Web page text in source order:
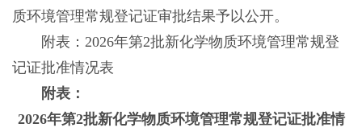
质环境管理常规登记证审批结果予以公开。
附表：2026年第2批新化学物质环境管理常规登
记证批准情况表
附表：
2026年第2批新化学物质环境管理常规登记证批准情